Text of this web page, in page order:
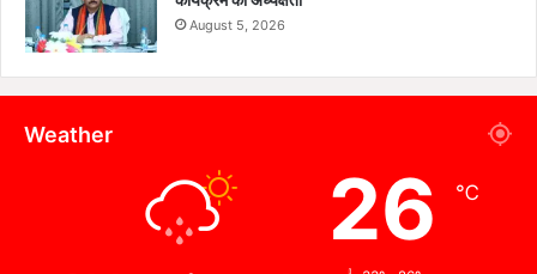
August 5, 2026
Weather
26 ℃